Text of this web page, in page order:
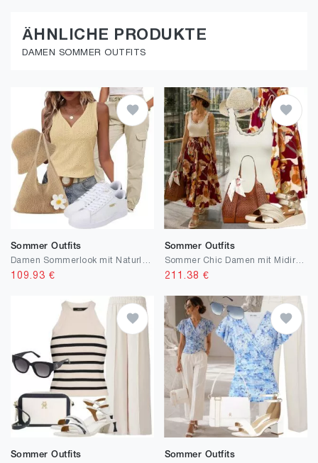
ÄHNLICHE PRODUKTE
DAMEN SOMMER OUTFITS
Sommer Outfits
109.93 €
Sommer Outfits
Sommer Chic Damen mit Midirock
211.38 €
Sommer Outfits Sommer Outfits